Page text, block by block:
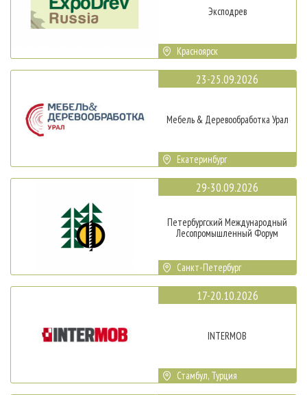
Эксподрев
Красноярск
23-25.09.2026
Мебель & Деревообработка Урал
Екатеринбург
29-30.09.2026
Петербургский Международный
Лесопромышленный Форум
Санкт-Петербург
17-20.10.2026
INTERMOB
Стамбул, Турция